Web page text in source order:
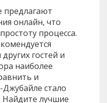
предлагают
онлайн, что
процесса.
гостей и
наиболее
и
стало
лучшие